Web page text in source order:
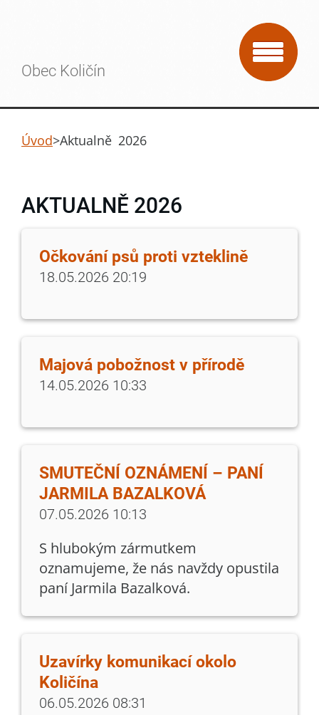
Obec Količín
Úvod>Aktualně 2026
AKTUALNĚ 2026
Očkování psů proti vzteklině
18.05.2026 20:19
Majová pobožnost v přírodě
14.05.2026 10:33
SMUTEČNÍ OZNÁMENÍ – PANÍ
JARMILA BAZALKOVÁ
07.05.2026 10:13
S hlubokým zármutkem
oznamujeme, že nás navždy opustila
paní Jarmila Bazalková.
Uzavírky komunikací okolo
Količína
06.05.2026 08:31